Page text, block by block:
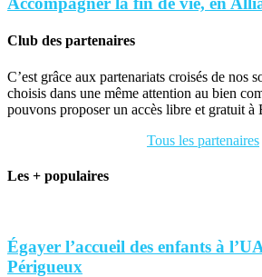
Club des partenaires
C’est grâce aux partenariats croisés de nos
choisis dans une même attention au bien
pouvons proposer un accès libre et gratuit
Tous les partenaires
Les + populaires
Égayer l’accueil des enfants à
Périgueux